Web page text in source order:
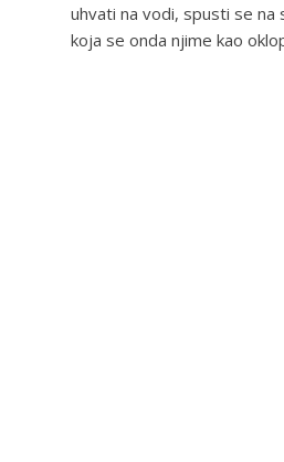
uhvati na vodi, spusti se na
koja se onda njime kao